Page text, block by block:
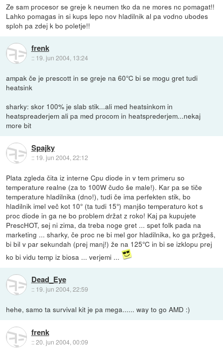
Ze sam procesor se greje k neumen tko da ne mores nc pomagat!!
Lahko pomagas in si kups lepo nov hladilnik al pa vodno ubodes
sploh pa zdej k bo poletje!!
frenk
:: 19. jun 2004, 13:24
ampak če je prescott in se greje na 60°C bi se mogu gret tudi
heatsink
sharky: skor 100% je slab stik...ali med heatsinkom in
heatspreaderjem ali pa med procom in heatsprederjem...nekaj
more bit
Spajky
:: 19. jun 2004, 22:12
Plata zgleda čita iz interne Cpu diode in v tem primeru so
temperature realne (za to 100W čudo še male!). Kar pa se tiče
temperature hladilnika (dno!), tudi če ima perfekten stik, bo
hladilnik imel več kot 10° (ta tudi 15°) manjšo temperaturo kot s
proc diode in ga ne bo problem držat z roko! Kaj pa kupujete
PrescHOT, sej ni zima, da treba noge gret ... spet folk pada na
marketing ... sharky, če proc ne bi mel gor hladilnika, ko ga pržgeš,
bi bil v par sekundah (prej manj!) že na 125°C in bi se izklopu prej
ko bi vidu temp iz biosa ... verjemi ...
Dead_Eye
:: 19. jun 2004, 22:59
hehe, samo ta survival kit je pa mega...... way to go AMD :)
frenk
::20. jun 2004, 00:09